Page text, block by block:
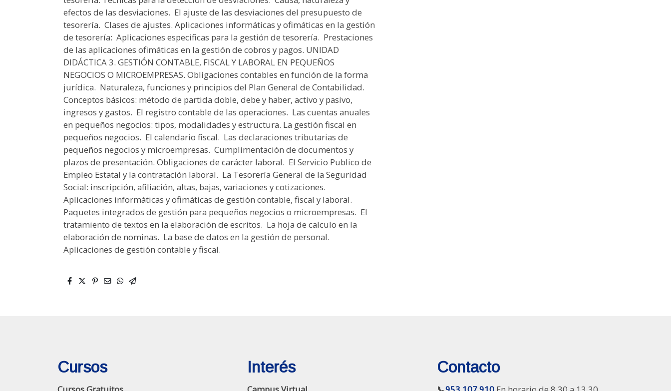
efectos de las desviaciones.  El ajuste de las desviaciones del presupuesto de
tesorería.  Clases de ajustes. Aplicaciones informáticas y ofimáticas en la gestión
de tesorería:  Aplicaciones especificas para la gestión de tesorería.  Prestaciones
de las aplicaciones ofimáticas en la gestión de cobros y pagos. UNIDAD
DIDÁCTICA 3. GESTIÓN CONTABLE, FISCAL Y LABORAL EN PEQUEÑOS
NEGOCIOS O MICROEMPRESAS. Obligaciones contables en función de la forma
jurídica.  Naturaleza, funciones y principios del Plan General de Contabilidad. 
Conceptos básicos: método de partida doble, debe y haber, activo y pasivo,
ingresos y gastos.  El registro contable de las operaciones.  Las cuentas anuales
en pequeños negocios: tipos, modalidades y estructura. La gestión fiscal en
pequeños negocios.  El calendario fiscal.  Las declaraciones tributarias de
pequeños negocios y microempresas.  Cumplimentación de documentos y
plazos de presentación. Obligaciones de carácter laboral.  El Servicio Publico de
Empleo Estatal y la contratación laboral.  La Tesorería General de la Seguridad
Social: inscripción, afiliación, altas, bajas, variaciones y cotizaciones.
Aplicaciones informáticas y ofimáticas de gestión contable, fiscal y laboral. 
Paquetes integrados de gestión para pequeños negocios o microempresas.  El
tratamiento de textos en la elaboración de escritos.  La hoja de calculo en la
elaboración de nominas.  La base de datos en la gestión de personal. 
Aplicaciones de gestión contable y fiscal.
Cursos Interés Contacto